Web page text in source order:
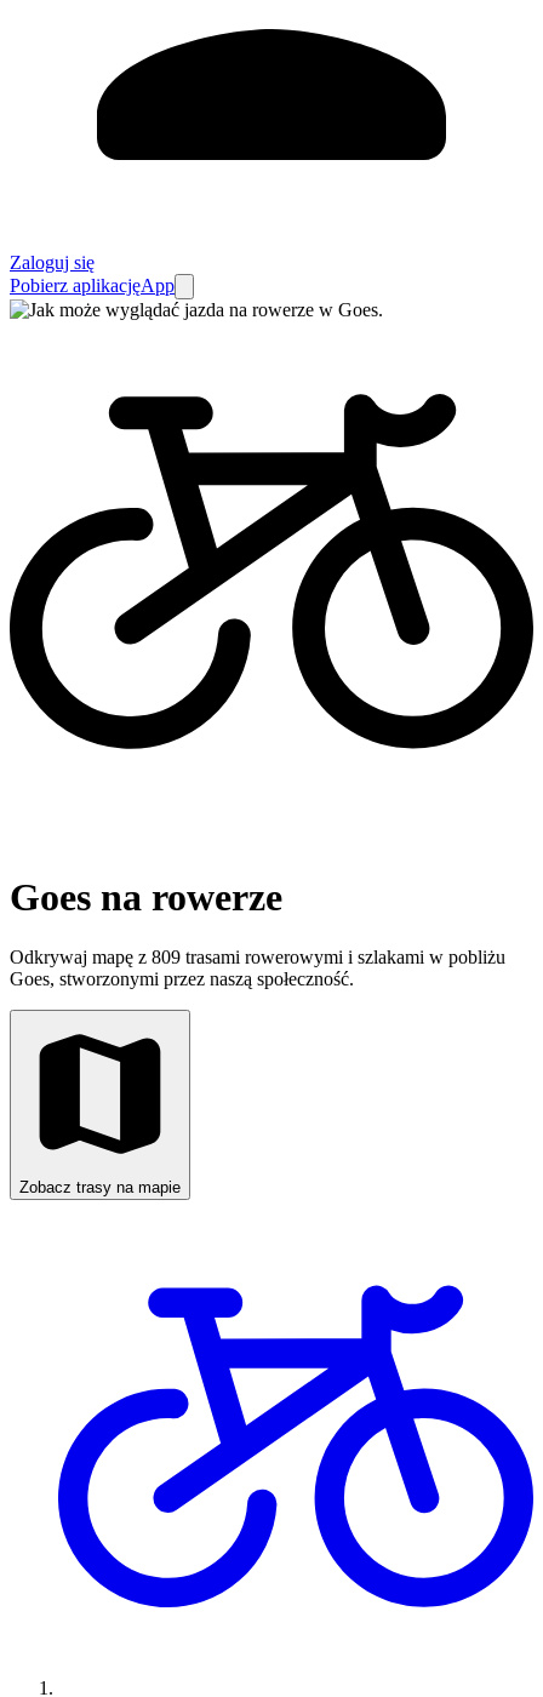
Zaloguj się
Pobierz aplikacjęApp
Goes na rowerze
Odkrywaj mapę z 809 trasami rowerowymi i szlakami w pobliżu
Goes, stworzonymi przez naszą społeczność.
Zobacz trasy na mapie